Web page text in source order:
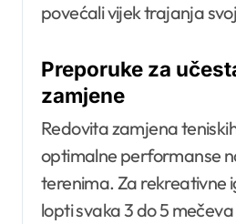
povećali vijek trajanja
Preporuke za
zamjene
Redovita zamjena
optimalne performanse
terenima. Za rekreativne
lopti svaka 3 do 5